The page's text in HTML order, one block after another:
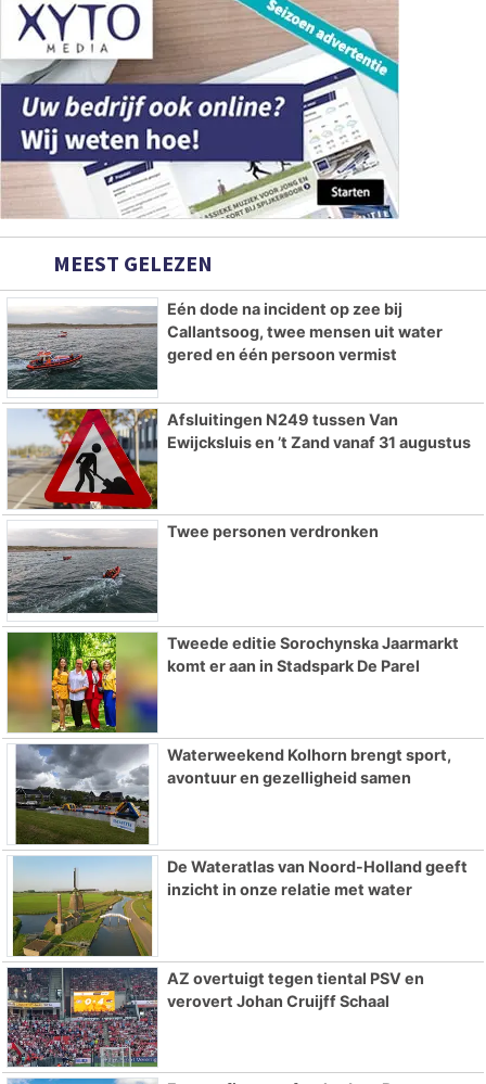
MEEST GELEZEN
Eén dode na incident op zee bij
Callantsoog, twee mensen uit water
gered en één persoon vermist
Afsluitingen N249 tussen Van
Ewijcksluis en ’t Zand vanaf 31 augustus
Twee personen verdronken
Tweede editie Sorochynska Jaarmarkt
komt er aan in Stadspark De Parel
Waterweekend Kolhorn brengt sport,
avontuur en gezelligheid samen
De Wateratlas van Noord-Holland geeft
inzicht in onze relatie met water
AZ overtuigt tegen tiental PSV en
verovert Johan Cruijff Schaal